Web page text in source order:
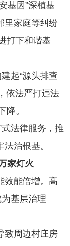
基因”深植基
里家庭等纠纷
打下和谐基
起“源头排查
依法严打违法
降。
法律服务，推
治根基。
家灯火
能倍增。高
为基层治理
周边村庄房